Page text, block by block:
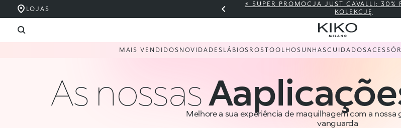
LOJAS
⚡ SUPER PROMOCJA JUST CAVALLI: 30%
KOLEKCJĘ
MAIS VENDIDOS NOVIDADES LÁBIOS ROSTOOLHOS UNHASCUIDADOS
As nossas
Melhore a sua experiência de maquilhagem com a nossa
vanguarda